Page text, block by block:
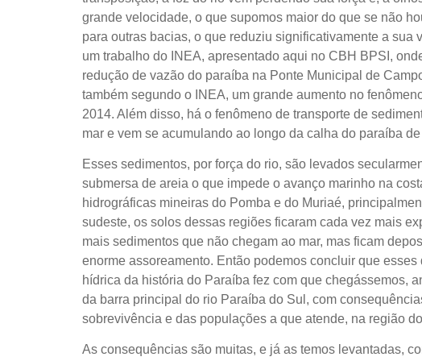
grande velocidade, o que supomos maior do que se não
para outras bacias, o que reduziu significativamente a sua
um trabalho do INEA, apresentado aqui no CBH BPSI,
redução de vazão do paraíba na Ponte Municipal de
também segundo o INEA, um grande aumento no
2014. Além disso, há o fenômeno de transporte de
mar e vem se acumulando ao longo da calha do paraíba
Esses sedimentos, por força do rio, são levados
submersa de areia o que impede o avanço marinho na
hidrográficas mineiras do Pomba e do Muriaé,
sudeste, os solos dessas regiões ficaram cada vez mais
mais sedimentos que não chegam ao mar, mas ficam
enorme assoreamento. Então podemos concluir que
hídrica da história do Paraíba fez com que chegássemos,
da barra principal do rio Paraíba do Sul, com
sobrevivência e das populações a que atende, na região
As consequências são muitas, e já as temos levantadas,